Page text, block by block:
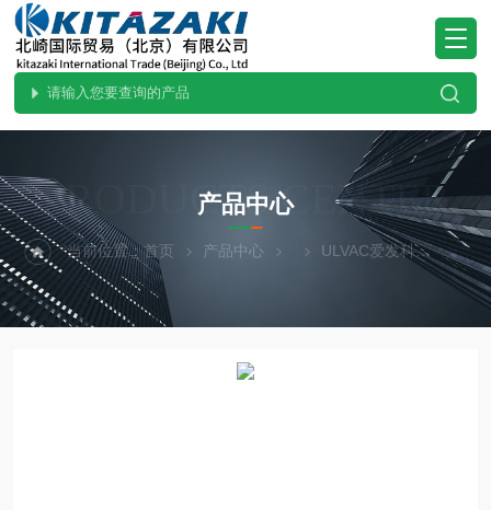
PRODUCTS CENTER
产品中心
当前位置：首页 产品中心 ULVAC爱发科 进口